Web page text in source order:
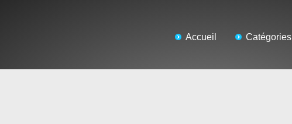
Accueil Catégories